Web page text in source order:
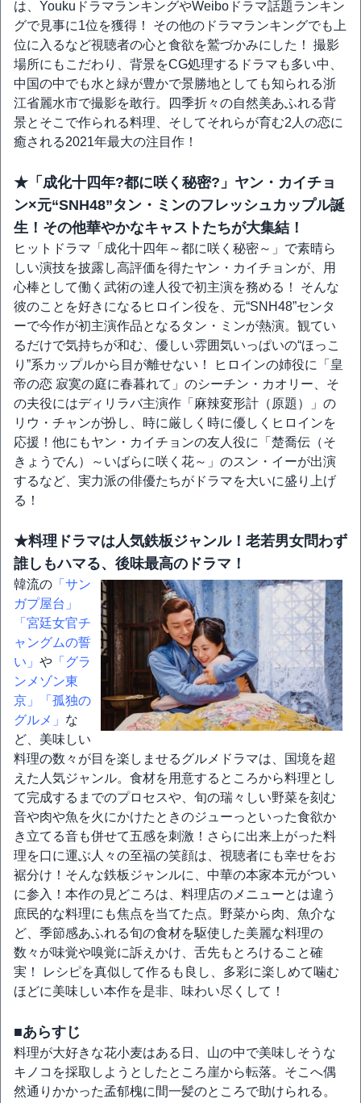
は、YoukuドラマランキングやWeiboドラマ話題ランキン
グで見事に1位を獲得！ その他のドラマランキングでも上
位に入るなど視聴者の心と食欲を鷲づかみにした！ 撮影
場所にもこだわり、背景をCG処理するドラマも多い中、
中国の中でも水と緑が豊かで景勝地としても知られる浙
江省麗水市で撮影を敢行。四季折々の自然美あふれる背
景とそこで作られる料理、そしてそれらが育む2人の恋に
癒される2021年最大の注目作！
★「成化十四年?都に咲く秘密?」ヤン・カイチョ
ン×元“SNH48”タン・ミンのフレッシュカップル誕
生！その他華やかなキャストたちが大集結！
ヒットドラマ「成化十四年～都に咲く秘密～」で素晴ら
しい演技を披露し高評価を得たヤン・カイチョンが、用
心棒として働く武術の達人役で初主演を務める！ そんな
彼のことを好きになるヒロイン役を、元“SNH48”センタ
ーで今作が初主演作品となるタン・ミンが熱演。観てい
るだけで気持ちが和む、優しい雰囲気いっぱいの“ほっこ
り”系カップルから目が離せない！ ヒロインの姉役に「皇
帝の恋 寂寞の庭に春暮れて」のシーチン・カオリー、そ
の夫役にはディリラバ主演作「麻辣変形計（原題）」の
リウ・チャンが扮し、時に厳しく時に優しくヒロインを
応援！他にもヤン・カイチョンの友人役に「楚喬伝（そ
きょうでん）～いばらに咲く花～」のスン・イーが出演
するなど、実力派の俳優たちがドラマを大いに盛り上げ
る！
★料理ドラマは人気鉄板ジャンル！老若男女問わず
誰しもハマる、後味最高のドラマ！
韓流の 「サン
ガプ屋台」
「宮廷女官チ
ャングムの誓
い」 や 「グラ
ンメゾン東
京」
「孤独の
グルメ」 な
ど、美味しい
料理の数々が目を楽しませるグルメドラマは、国境を超
えた人気ジャンル。食材を用意するところから料理とし
て完成するまでのプロセスや、旬の瑞々しい野菜を刻む
音や肉や魚を火にかけたときのジューっといった食欲か
き立てる音も併せて五感を刺激！さらに出来上がった料
理を口に運ぶ人々の至福の笑顔は、視聴者にも幸せをお
裾分け！そんな鉄板ジャンルに、中華の本家本元がつい
に参入！本作の見どころは、料理店のメニューとは違う
庶民的な料理にも焦点を当てた点。野菜から肉、魚介な
ど、季節感あふれる旬の食材を駆使した美麗な料理の
数々が味覚や嗅覚に訴えかけ、舌先もとろけること確
実！ レシピを真似して作るも良し、多彩に楽しめて噛む
ほどに美味しい本作を是非、味わい尽くして！
■あらすじ
料理が大好きな花小麦はある日、山の中で美味しそうな
キノコを採取しようとしたところ崖から転落。そこへ偶
然通りかかった孟郁槐に間一髪のところで助けられる。